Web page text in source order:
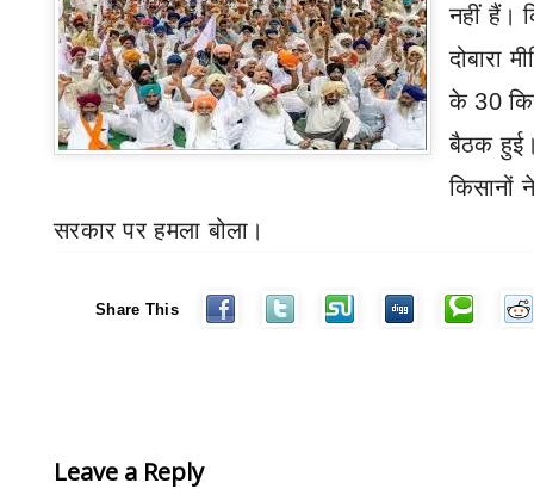
नहीं हैं।
दोबारा
के 30
बैठक
किसानों
सरकार पर हमला बोला।
Share This
Leave a Reply